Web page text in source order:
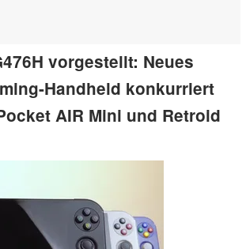
vorgestellt: Neues
Handheld konkurriert
AIR Mini und Retroid